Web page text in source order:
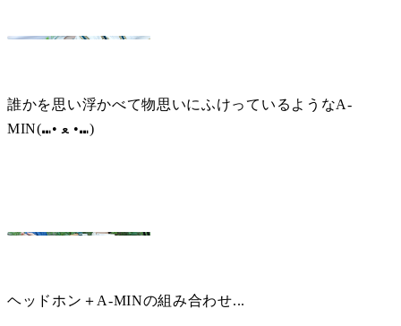
誰かを思い浮かべて物思いにふけっているようなA-
MIN(⑉• ﻌ •⑉)
ヘッドホン＋A-MINの組み合わせ...